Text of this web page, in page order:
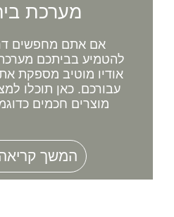
מערכת
אם אתם מחפשים
להטמיע בביתכם
אודיו מוטיב מספקת
עבורכם. כאן תוכלו
מוצרים חכמים
המשך